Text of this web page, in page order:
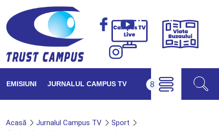
Campus
Viața
EMISIUNI JURNALUL CAMPUS TV
Acasă Jurnalul Campus TV Sport